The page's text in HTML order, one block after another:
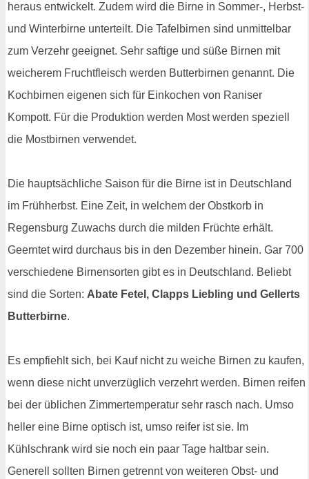
heraus entwickelt. Zudem wird die Birne in Sommer-, Herbst-
und Winterbirne unterteilt. Die Tafelbirnen sind unmittelbar
zum Verzehr geeignet. Sehr saftige und süße Birnen mit
weicherem Fruchtfleisch werden Butterbirnen genannt. Die
Kochbirnen eigenen sich für Einkochen von Raniser
Kompott. Für die Produktion werden Most werden speziell
die Mostbirnen verwendet.
Die hauptsächliche Saison für die Birne ist in Deutschland
im Frühherbst. Eine Zeit, in welchem der Obstkorb in
Regensburg Zuwachs durch die milden Früchte erhält.
Geerntet wird durchaus bis in den Dezember hinein. Gar 700
verschiedene Birnensorten gibt es in Deutschland. Beliebt
sind die Sorten: Abate Fetel, Clapps Liebling und Gellerts
Butterbirne.
Es empfiehlt sich, bei Kauf nicht zu weiche Birnen zu kaufen,
wenn diese nicht unverzüglich verzehrt werden. Birnen reifen
bei der üblichen Zimmertemperatur sehr rasch nach. Umso
heller eine Birne optisch ist, umso reifer ist sie. Im
Kühlschrank wird sie noch ein paar Tage haltbar sein.
Generell sollten Birnen getrennt von weiteren Obst- und